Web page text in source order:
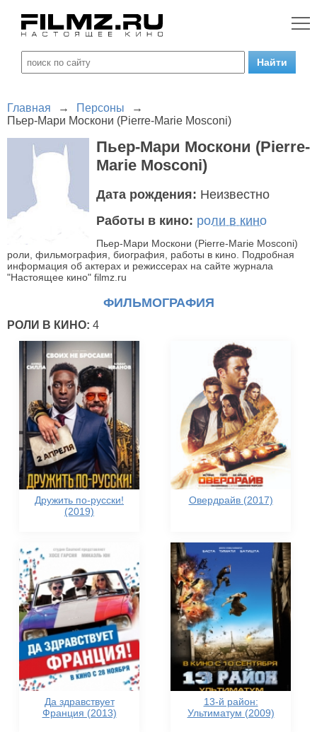
Главная → Персоны
→
Пьер-Мари Москони (Pierre-Marie Mosconi)
Пьер-Мари Москони (Pierre-
Marie Mosconi)
Дата рождения: Неизвестно
Работы в кино: роли в кино
Пьер-Мари Москони (Pierre-Marie Mosconi)
роли, фильмография, биография, работы в кино. Подробная
информация об актерах и режиссерах на сайте журнала
"Настоящее кино" filmz.ru
ФИЛЬМОГРАФИЯ
РОЛИ В КИНО: 4
Дружить по-русски!
(2019)
Овердрайв (2017)
Да здравствует
Франция (2013)
13-й район:
Ультиматум (2009)